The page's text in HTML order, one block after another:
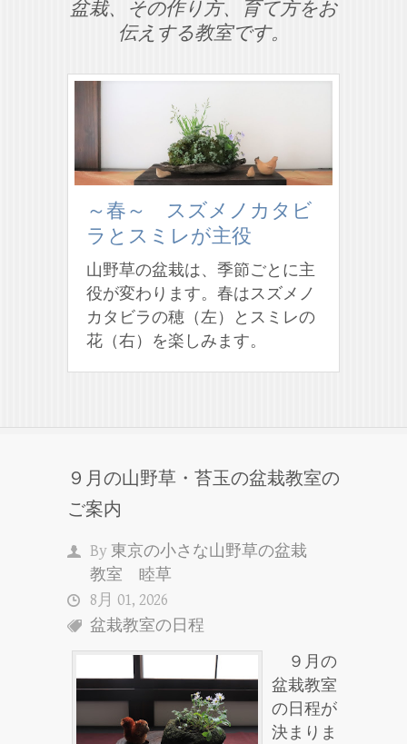
盆栽、その作り方、育て方をお
伝えする教室です。
～春～ スズメノカタビ
ラとスミレが主役
山野草の盆栽は、季節ごとに主
役が変わります。春はスズメノ
カタビラの穂（左）とスミレの
花（右）を楽しみます。
９月の山野草・苔玉の盆栽教室の
ご案内
By 東京の小さな山野草の盆栽
教室 睦草
8月 01, 2026
盆栽教室の日程
９月の
盆栽教室
の日程が
決まりま